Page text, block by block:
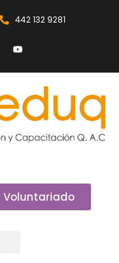
442 132 9281
Voluntariado